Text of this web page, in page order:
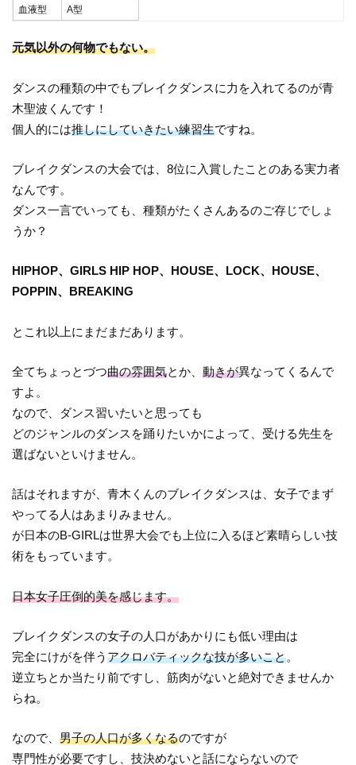
血液型
A型
元気以外の何物でもない。
ダンスの種類の中でもブレイクダンスに力を入れてるのが青
木聖波くんです！
個人的には推しにしていきたい練習生ですね。
ブレイクダンスの大会では、8位に入賞したことのある実力者
なんです。
ダンス一言でいっても、種類がたくさんあるのご存じでしょ
うか？
HIPHOP、GIRLS HIP HOP、HOUSE、LOCK、HOUSE、
POPPIN、BREAKING
とこれ以上にまだまだあります。
全てちょっとづつ曲の雰囲気とか、動きが異なってくるんで
すよ。
なので、ダンス習いたいと思っても
どのジャンルのダンスを踊りたいかによって、受ける先生を
選ばないといけません。
話はそれますが、青木くんのブレイクダンスは、女子でまず
やってる人はあまりみません。
が日本のB-GIRLは世界大会でも上位に入るほど素晴らしい技
術をもっています。
日本女子圧倒的美を感じます。
ブレイクダンスの女子の人口があかりにも低い理由は
完全にけがを伴うアクロバティックな技が多いこと。
逆立ちとか当たり前ですし、筋肉がないと絶対できませんか
らね。
なので、男子の人口が多くなるのですが
専門性が必要ですし、技決めないと話にならないので